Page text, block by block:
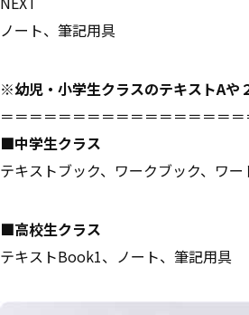
ノート、筆記用具
※幼児・小学生クラスのテキストAや
＝＝＝＝＝＝＝＝＝＝＝＝＝＝＝＝
■中学生クラス
テキストブック、ワークブック、ワ
■高校生クラス
テキストBook1、ノート、筆記用具